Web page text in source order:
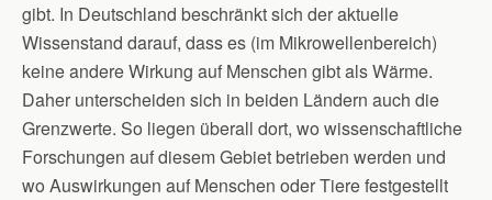
gibt. In Deutschland beschränkt sich der aktuelle
Wissenstand darauf, dass es (im Mikrowellenbereich)
keine andere Wirkung auf Menschen gibt als Wärme.
Daher unterscheiden sich in beiden Ländern auch die
Grenzwerte. So liegen überall dort, wo wissenschaftliche
Forschungen auf diesem Gebiet betrieben werden und
wo Auswirkungen auf Menschen oder Tiere festgestellt